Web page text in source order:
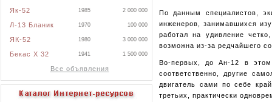
Як-52 1985 2 000 000
Л-13 Бланик 1970 100 000
ЯК-52 1980 3 000 000
Бекас X 32 1941 1 500 000
Все объявления
По данным специалистов,
инженеров, занимавшихся
работал на удивление
возможна из-за редчайшего
Во-первых, до Ан-12 в
соответственно, другие
двигатель сами по себе
третьих, практически